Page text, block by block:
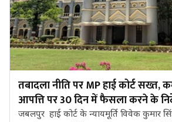
तबादला नीति पर MP हाई कोर्ट सख्त,
आपत्ति पर 30 दिन में फैसला करने के
जबलपुर हाई कोर्ट के न्यायमूर्ति विवेक कुमार